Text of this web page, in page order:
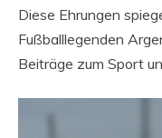
Diese Ehrungen
Fußballlegenden
Beiträge zum Sport